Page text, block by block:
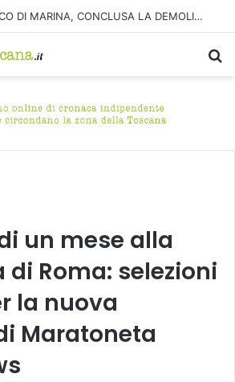
POLO SCOLASTICO DI MARINA, CONCLUSA LA DEMOLIZIONE DELL’ALA NORD-SUD
un mese alla
di Roma: selezioni
la nuova
Maratoneta